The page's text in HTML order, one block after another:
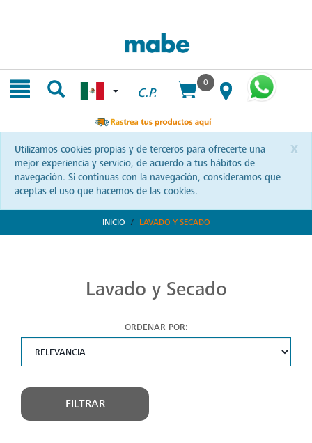
C.P.
0
x
Utilizamos cookies propias y de terceros para ofrecerte una
mejor experiencia y servicio, de acuerdo a tus hábitos de
navegación. Si continuas con la navegación, consideramos que
aceptas el uso que hacemos de las cookies.
INICIO LAVADO Y SECADO
Lavado y Secado
ORDENAR POR:
FILTRAR